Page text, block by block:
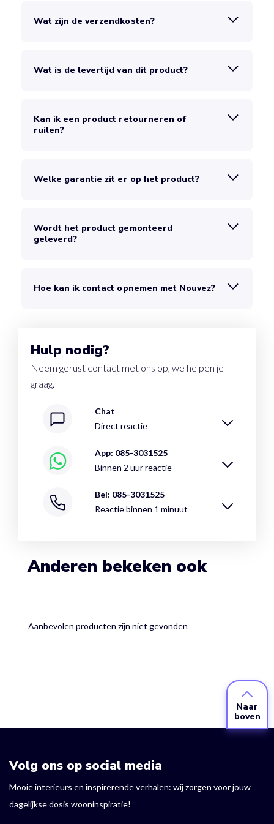
Wat zijn de verzendkosten?
Wat is de levertijd van dit product?
Kan ik een product retourneren of
ruilen?
Welke garantie zit er op het product?
Wordt het product gemonteerd
geleverd?
Hoe kan ik contact opnemen met Nouvez?
Hulp nodig?
Neem gerust contact met ons op, we helpen je
graag.
Chat
Direct reactie
App: 085-3031525
Binnen 2 uur reactie
Bel: 085-3031525
Reactie binnen 1 minuut
Anderen bekeken ook
Aanbevolen producten zijn niet gevonden
Naar
boven
Volg ons op social media
Mooie interieurs en inspirerende verhalen: wij zorgen voor jouw
dagelijkse dosis wooninspiratie!